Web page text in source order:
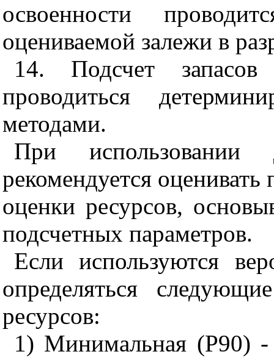
освоенности
оцениваемой залежи в
14. Подсчет
проводиться
методами.
При использовании
рекомендуется оценивать
оценки ресурсов,
подсчетных параметров.
Если используются
определяться
ресурсов:
1) Минимальная (Р90) -